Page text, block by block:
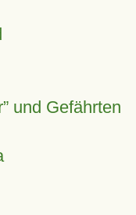
und Gefährten